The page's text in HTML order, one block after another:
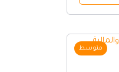
متوسط